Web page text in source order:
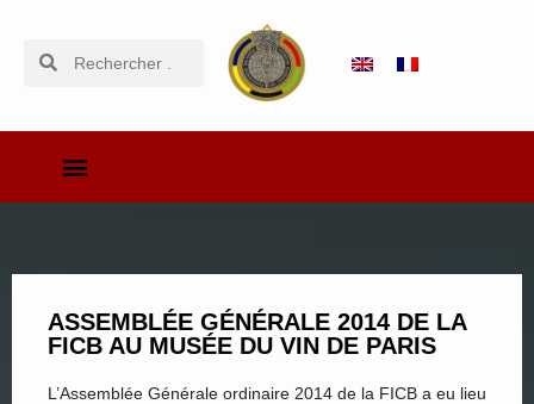
ASSEMBLÉE GÉNÉRALE 2014 DE LA
FICB AU MUSÉE DU VIN DE PARIS
L’Assemblée Générale ordinaire 2014 de la FICB a eu lieu